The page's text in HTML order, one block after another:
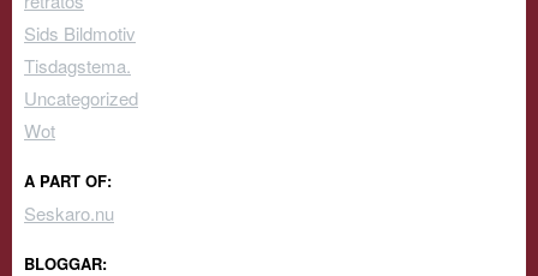
Sids Bildmotiv
Tisdagstema.
Uncategorized
Wot
A PART OF:
Seskaro.nu
BLOGGAR: